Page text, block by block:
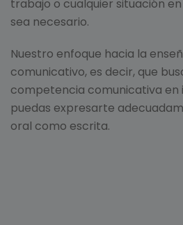
trabajo o cualquier situación
sea necesario.
Nuestro enfoque hacia la
comunicativo, es decir, que
competencia comunicativa en
puedas expresarte
oral como escrita.